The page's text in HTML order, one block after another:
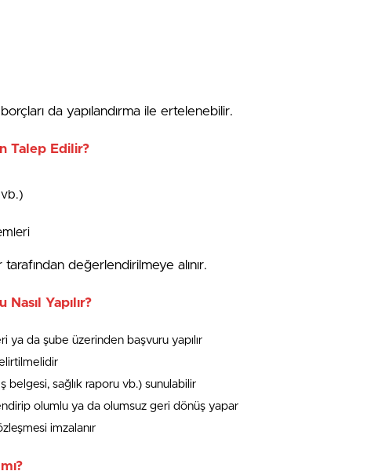
da yapılandırma ile ertelenebilir.
Talep Edilir?
değerlendirilmeye alınır.
Yapılır?
ya da şube üzerinden başvuru yapılır
belgesi, sağlık raporu vb.) sunulabilir
olumlu ya da olumsuz geri dönüş yapar
imzalanır